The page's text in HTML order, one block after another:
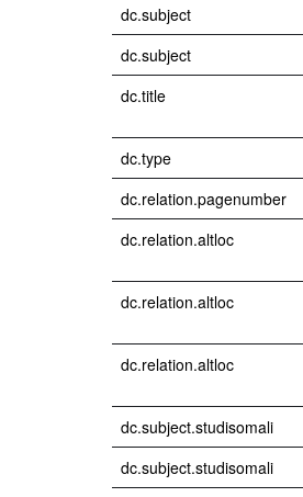
dc.subject
dc.subject
dc.title
dc.type
dc.relation.pagenumber
dc.relation.altloc
dc.relation.altloc
dc.relation.altloc
dc.subject.studisomali
dc.subject.studisomali